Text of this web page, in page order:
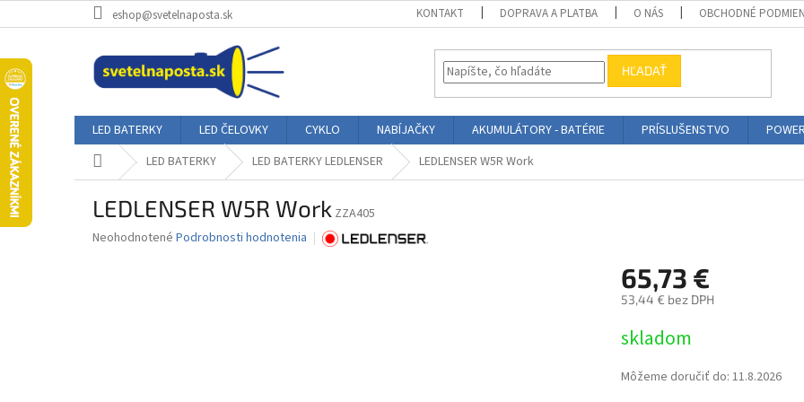
na
eshop@svetelnaposta.sk KONTAKT DOPRAVA A PLATBA O NÁS OBCHODNÉ
HĽADAŤ
LED BATERKY LED ČELOVKY CYKLO NABÍJAČKY AKUMULÁTORY - BATÉRIE PRÍSLUŠENSTVO
DomovLED BATERKY LED BATERKY LEDLENSER LEDLENSER W5R Work
LEDLENSER W5R Work ZZA405
Priemerné
Neohodnotené Podrobnosti hodnotenia
65,73 €
53,44 € bez DPH
cena:
skladom
Môžeme doručiť do: 11.8.2026